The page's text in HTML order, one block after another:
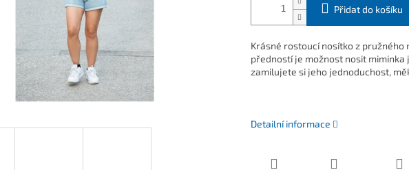
Přidat do košíku
Krásné rostoucí nosítko z pružného
předností je možnost nosit miminka
zamilujete si jeho jednoduchost,
Detailní informace